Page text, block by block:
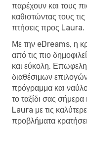
παρέχουν και τους
καθιστώντας τους
πτήσεις προς Laura.
Με την eDreams, η
από τις πιο
και εύκολη.
διαθέσιμων
πρόγραμμα και ναύλο
το ταξίδι σας σήμερα
Laura με τις
προβλήματα